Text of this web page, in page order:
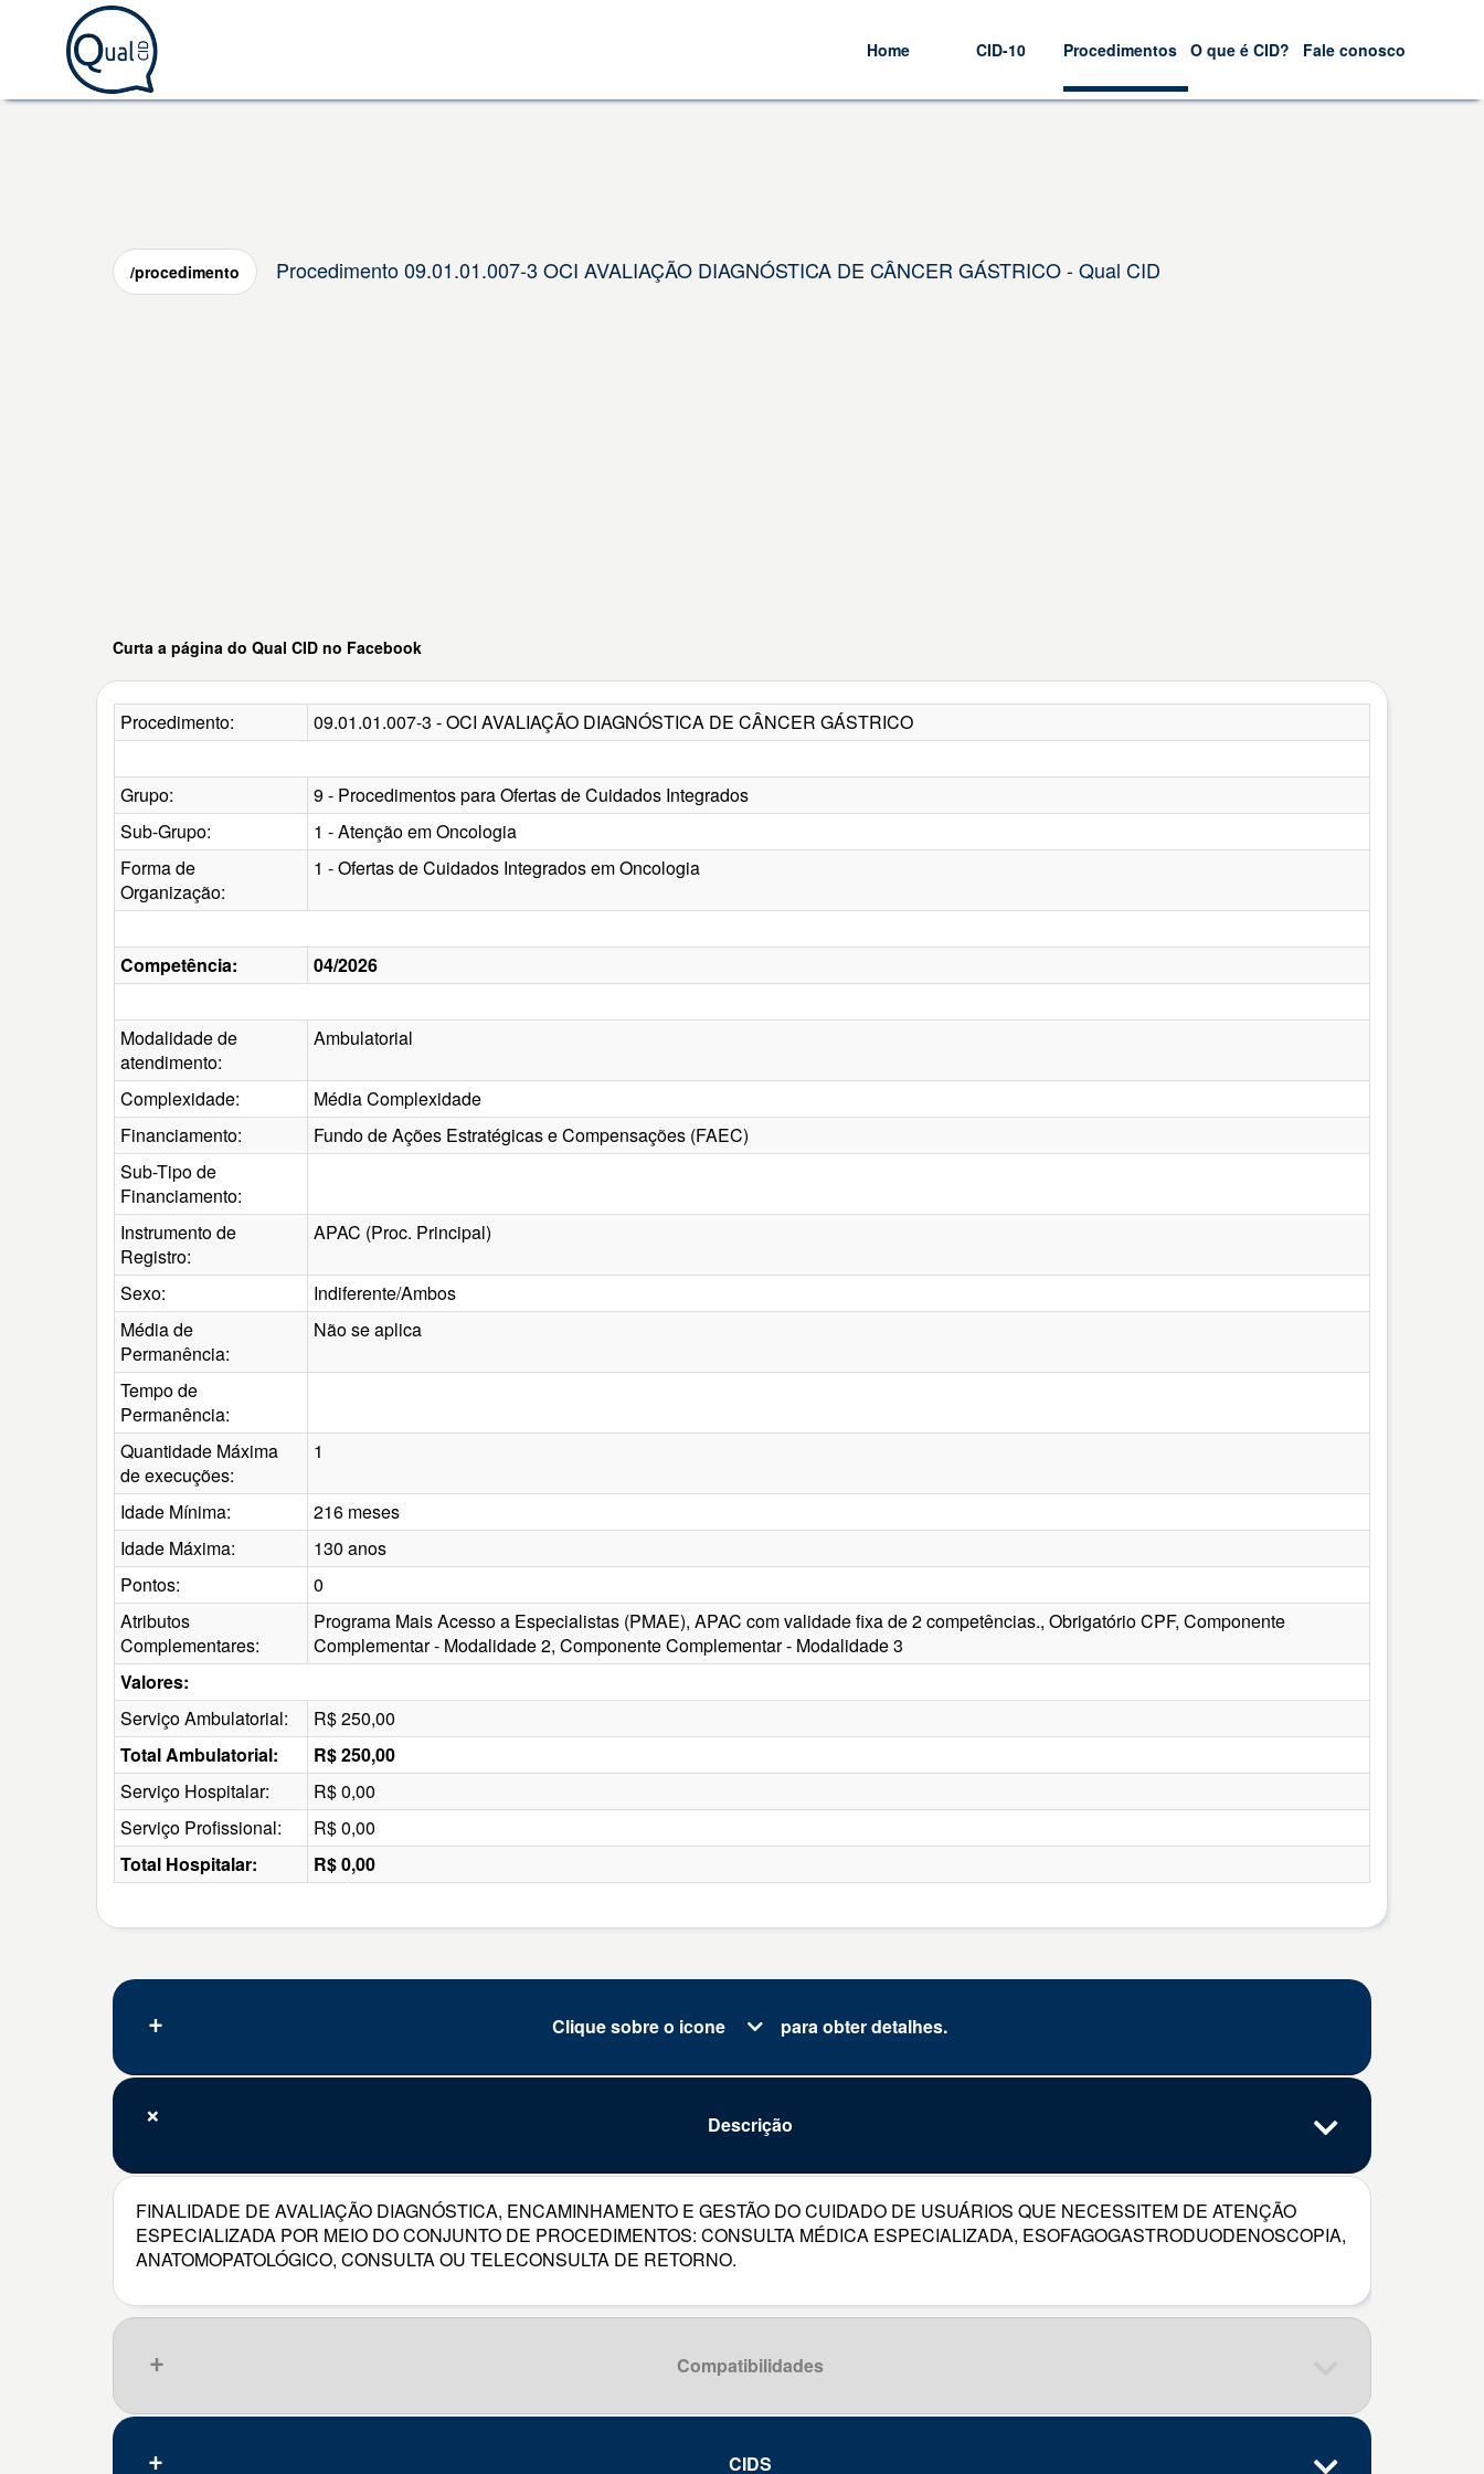
Home CID-10 Procedimentos O que é CID? Fale conosco
/procedimento Procedimento 09.01.01.007-3 OCI AVALIAÇÃO DIAGNÓSTICA DE CÂNCER GÁSTRICO - Qual CID
Curta a página do Qual CID no Facebook
Procedimento: 09.01.01.007-3 - OCI AVALIAÇÃO DIAGNÓSTICA DE CÂNCER GÁSTRICO
Grupo:
9 - Procedimentos para Ofertas de Cuidados Integrados
Sub-Grupo:
1 - Atenção em Oncologia
Forma de
Organização:
1 - Ofertas de Cuidados Integrados em Oncologia
Competência: 04/2026
Modalidade de
atendimento:
Ambulatorial
Complexidade:
Média Complexidade
Financiamento:
Fundo de Ações Estratégicas e Compensações (FAEC)
Sub-Tipo de
Financiamento:
Instrumento de
Registro:
APAC (Proc. Principal)
Sexo:
Indiferente/Ambos
Média de
Permanência:
Não se aplica
Tempo de
Permanência:
Quantidade Máxima
de execuções:
1
Idade Mínima:
216 meses
Idade Máxima:
130 anos
Pontos:
0
Atributos
Complementares:
Programa Mais Acesso a Especialistas (PMAE), APAC com validade fixa de 2 competências., Obrigatório CPF, Componente
Complementar - Modalidade 2, Componente Complementar - Modalidade 3
Valores:
Serviço Ambulatorial:
R$ 250,00
Total Ambulatorial:
R$ 250,00
Serviço Hospitalar:
R$ 0,00
Serviço Profissional:
R$ 0,00
Total Hospitalar:
R$ 0,00
Clique sobre o icone para obter detalhes.
Descrição
FINALIDADE DE AVALIAÇÃO DIAGNÓSTICA, ENCAMINHAMENTO E GESTÃO DO CUIDADO DE USUÁRIOS QUE NECESSITEM DE ATENÇÃO
ESPECIALIZADA POR MEIO DO CONJUNTO DE PROCEDIMENTOS: CONSULTA MÉDICA ESPECIALIZADA, ESOFAGOGASTRODUODENOSCOPIA,
ANATOMOPATOLÓGICO, CONSULTA OU TELECONSULTA DE RETORNO.
Compatibilidades
Que pena, nenhum resultado. CIDS